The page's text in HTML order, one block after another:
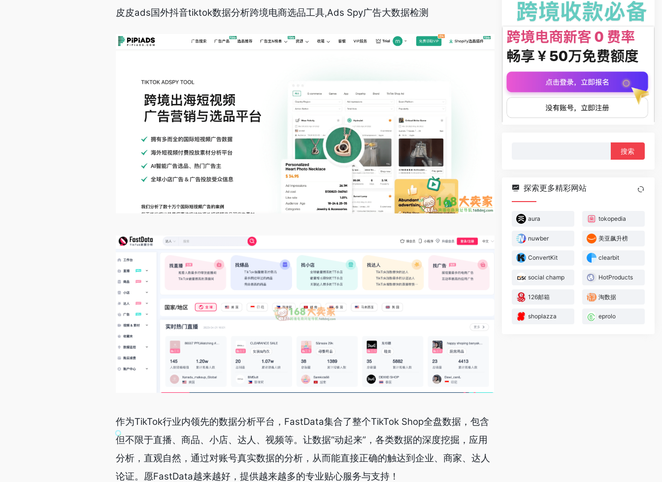
皮皮ads国外抖音tiktok数据分析跨境电商选品工具,Ads Spy广告大数据检测
作为TikTok行业内领先的数据分析平台，FastData集合了整个TikTok Shop全盘数据，包含
但不限于直播、商品、小店、达人、视频等。让数据“动起来”，各类数据的深度挖掘，应用
分析，直观自然，通过对账号真实数据的分析，从而能直接正确的触达到企业、商家、达人
论证。愿FastData越来越好，提供越来越多的专业贴心服务与支持！
探索更多精彩网站
aura tokopedia
nuwber 美亚飙升榜
ConvertKit clearbit
social champ HotProducts
126邮箱 淘数据
shoplazza eprolo